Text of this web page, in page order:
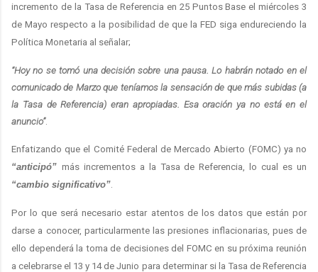
incremento de la Tasa de Referencia en 25 Puntos Base el miércoles 3
de Mayo respecto a la posibilidad de que la FED siga endureciendo la
Política Monetaria al señalar;
“Hoy no se tomó una decisión sobre una pausa. Lo habrán notado en el
comunicado de Marzo que teníamos la sensación de que más subidas (a
la Tasa de Referencia) eran apropiadas. Esa oración ya no está en el
anuncio”.
Enfatizando que el Comité Federal de Mercado Abierto (FOMC) ya no
“anticipó” más incrementos a la Tasa de Referencia, lo cual es un
“cambio significativo”
Por lo que será necesario estar atentos de los datos que están por
darse a conocer, particularmente las presiones inflacionarias, pues de
ello dependerá la toma de decisiones del FOMC en su próxima reunión
a celebrarse el 13 y 14 de Junio para determinar si la Tasa de Referencia